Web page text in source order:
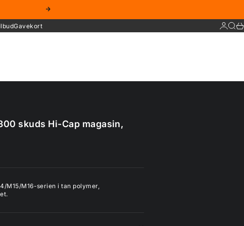
Næste
Gavekort Log ind
Søg
skuds Hi-Cap magasin,
M15/M16-serien i tan polymer,